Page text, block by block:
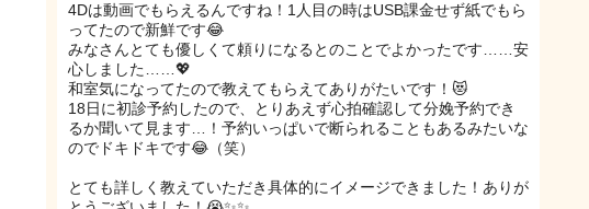
4Dは動画でもらえるんですね！1人目の時はUSB課金せず紙でもら
ってたので新鮮です😂
みなさんとても優しくて頼りになるとのことでよかったです……安
心しました……💖
和室気になってたので教えてもらえてありがたいです！😻
18日に初診予約したので、とりあえず心拍確認して分娩予約でき
るか聞いて見ます…！予約いっぱいで断られることもあるみたいな
のでドキドキです😂（笑）
とても詳しく教えていただき具体的にイメージできました！ありが